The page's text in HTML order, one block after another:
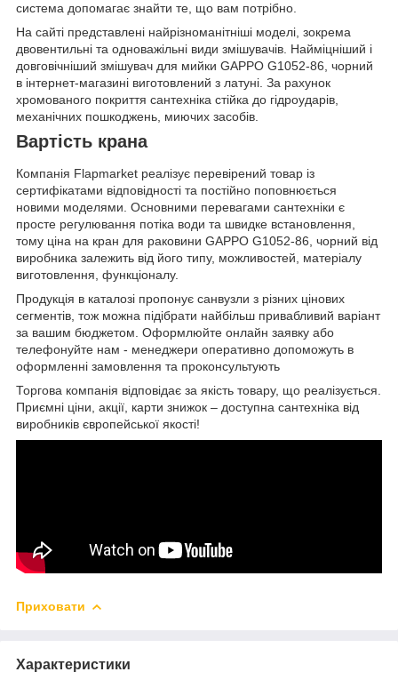
система допомагає знайти те, що вам потрібно.
На сайті представлені найрізноманітніші моделі, зокрема
двовентильні та одноважільні види змішувачів. Найміцніший і
довговічніший змішувач для мийки GAPPO G1052-86, чорний
в інтернет-магазині виготовлений з латуні. За рахунок
хромованого покриття сантехніка стійка до гідроударів,
механічних пошкоджень, миючих засобів.
Вартість крана
Компанія Flapmarket реалізує перевірений товар із
сертифікатами відповідності та постійно поповнюється
новими моделями. Основними перевагами сантехніки є
просте регулювання потіка води та швидке встановлення,
тому ціна на кран для раковини GAPPO G1052-86, чорний від
виробника залежить від його типу, можливостей, матеріалу
виготовлення, функціоналу.
Продукція в каталозі пропонує санвузли з різних цінових
сегментів, тож можна підібрати найбільш привабливий варіант
за вашим бюджетом. Оформлюйте онлайн заявку або
телефонуйте нам - менеджери оперативно допоможуть в
оформленні замовлення та проконсультують
Торгова компанія відповідає за якість товару, що реалізується.
Приємні ціни, акції, карти знижок – доступна сантехніка від
виробників європейської якості!
Приховати
Характеристики